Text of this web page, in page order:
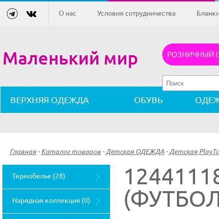
О нас Условия сотрудничества
Маленький мир РОЗНИЧНЫЙ
ВЕРХНЯЯ ОДЕЖДА ОБУВЬ
Главная - Каталог товаров - Детская ОДЕЖДА - Детская
Термобелье (28)
Нарядная коллекция (0)